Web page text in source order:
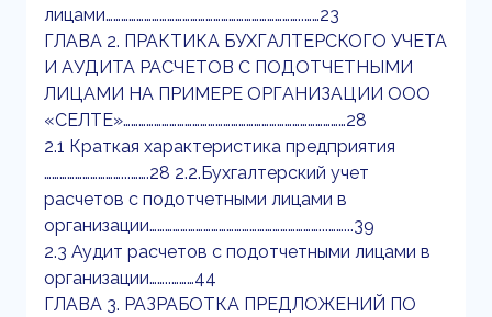
лицами…………………………………………………………………..……23
ГЛАВА 2. ПРАКТИКА БУХГАЛТЕРСКОГО УЧЕТА
И АУДИТА РАСЧЕТОВ С ПОДОТЧЕТНЫМИ
ЛИЦАМИ НА ПРИМЕРЕ ОРГАНИЗАЦИИ ООО
«СЕЛТЕ»……………………………………………………………………………28
2.1 Краткая характеристика предприятия
…………………………...…….28 2.2.Бухгалтерский учет
расчетов с подотчетными лицами в
организации…………………………………………………………...……...39
2.3 Аудит расчетов с подотчетными лицами в
организации……..………44
ГЛАВА 3. РАЗРАБОТКА ПРЕДЛОЖЕНИЙ ПО